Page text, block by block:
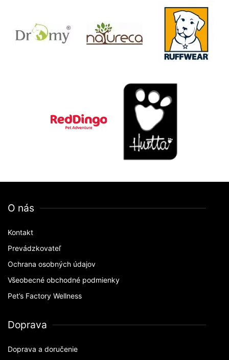
O nás
Kontakt
Prevádzkovateľ
Ochrana osobných údajov
Všeobecné obchodné podmienky
Pet’s Factory Wellness
Doprava
Doprava a doručenie